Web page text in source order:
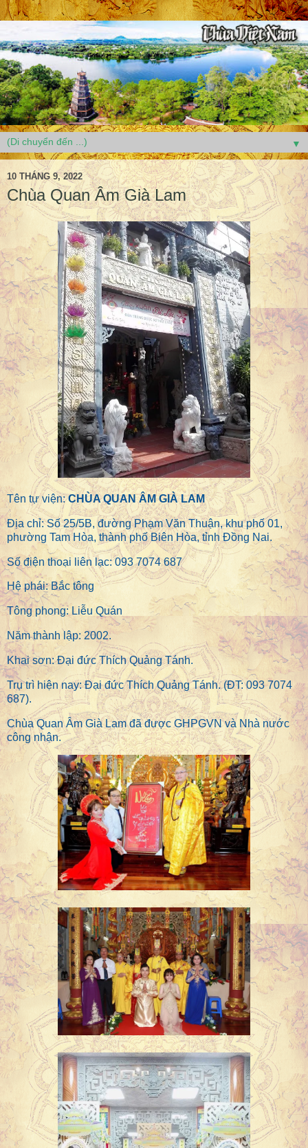
▼
10 THÁNG 9, 2022
Chùa Quan Âm Già Lam
Tên tự viện:CHÙA QUAN ÂM GIÀ LAM
Địa chỉ: Số 25/5B, đường Phạm Văn Thuận, khu phố 01,
phường Tam Hòa, thành phố Biên Hòa, tỉnh Đồng Nai.
Số điện thoại liên lạc: 093 7074 687
Hệ phái: Bắc tông
Tông phong: Liễu Quán
Năm thành lập: 2002.
Khai sơn: Đại đức Thích Quảng Tánh.
Trụ trì hiện nay: Đại đức Thích Quảng Tánh. (ĐT: 093 7074
687).
Chùa Quan Âm Già Lam đã được GHPGVN và Nhà nước
công nhận.